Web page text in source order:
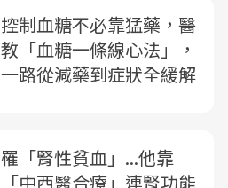
控制血糖不必靠猛藥，醫
教「血糖一條線心法」，
一路從減藥到症狀全緩解
罹「腎性貧血」...他靠
「中西醫合療」連腎功能